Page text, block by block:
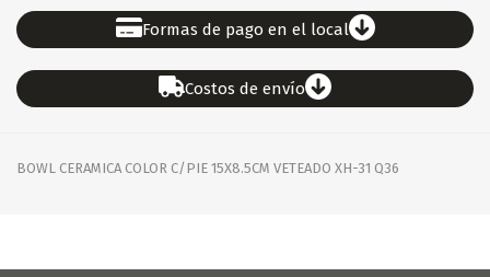
Formas de pago en el local
Costos de envío
BOWL CERAMICA COLOR C/PIE 15X8.5CM VETEADO XH-31 Q36